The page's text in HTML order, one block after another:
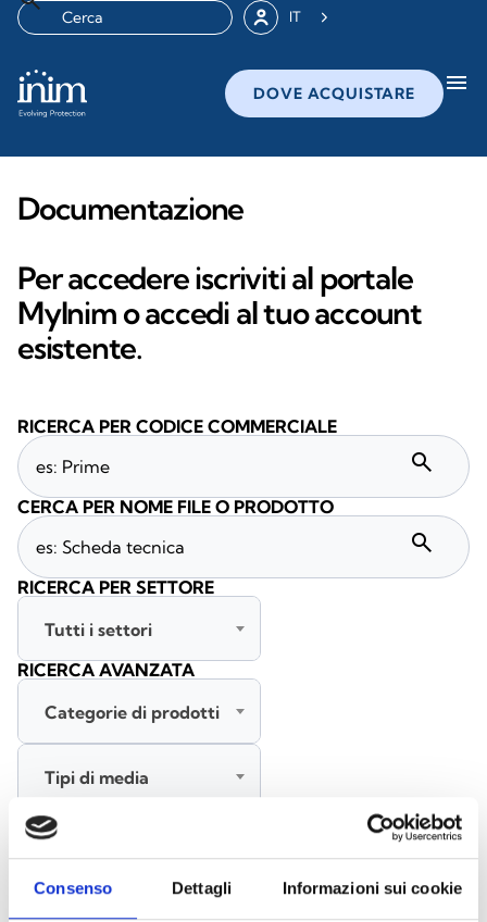
Consenso Dettagli Informazioni sui cookie
IT
DOVE ACQUISTARE menu
Documentazione
Per accedere iscriviti al portale
MyInim o accedi al tuo account
esistente.
RICERCA PER CODICE COMMERCIALE
search
CERCA PER NOME FILE O PRODOTTO
search
RICERCA PER SETTORE
Tutti i settori
RICERCA AVANZATA
Categorie di prodotti
Tipi di media
Tutte le lingue
CERCA